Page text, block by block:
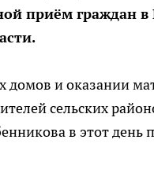
приём граждан
домов и оказании
сельских
в этот день